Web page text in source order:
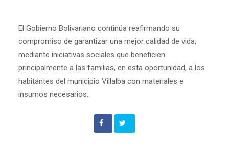
El Gobierno Bolivariano continúa reafirmando su
compromiso de garantizar una mejor calidad de vida,
mediante iniciativas sociales que beneficien
principalmente a las familias, en esta oportunidad, a los
habitantes del municipio Villalba con materiales e
insumos necesarios.